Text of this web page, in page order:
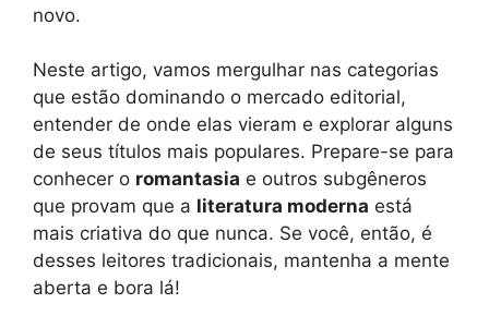
novo.
Neste artigo, vamos mergulhar nas categorias
que estão dominando o mercado editorial,
entender de onde elas vieram e explorar alguns
de seus títulos mais populares. Prepare-se para
conhecer o romantasia e outros subgêneros
que provam que a literatura moderna está
mais criativa do que nunca. Se você, então, é
desses leitores tradicionais, mantenha a mente
aberta e bora lá!